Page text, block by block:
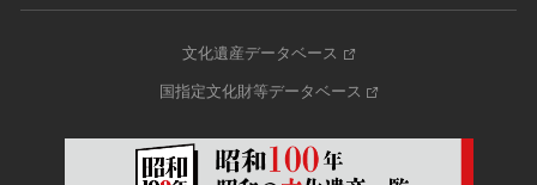
文化遺産データベース
国指定文化財等データベース